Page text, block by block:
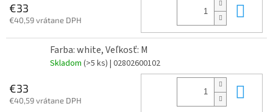
€33
€40,59 vrátane DPH
Farba: white, Veľkosť: M
Skladom (>5 ks) | 02802600102
€33
€40,59 vrátane DPH